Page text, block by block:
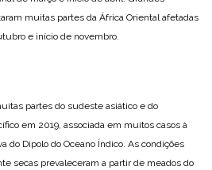
muitas partes da África Oriental afetadas
e início de novembro.
partes do sudeste asiático e do
em 2019, associada em muitos casos à
do Dipolo do Oceano Índico. As condições
secas prevaleceram a partir de meados do